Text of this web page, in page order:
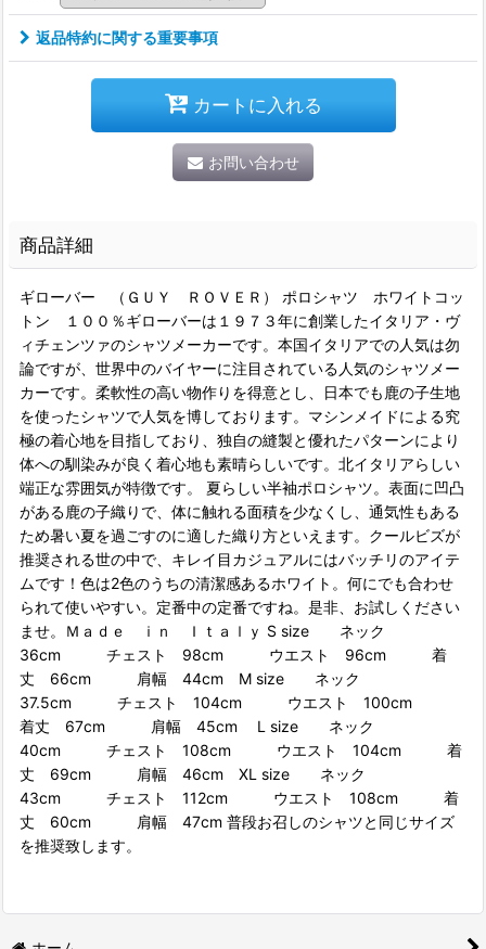
返品特約に関する重要事項
カートに入れる
お問い合わせ
商品詳細
ギローバー （ＧＵＹ ＲＯＶＥＲ） ポロシャツ ホワイトコッ
トン １００％ギローバーは１９７３年に創業したイタリア・ヴ
ィチェンツァのシャツメーカーです。本国イタリアでの人気は勿
論ですが、世界中のバイヤーに注目されている人気のシャツメー
カーです。柔軟性の高い物作りを得意とし、日本でも鹿の子生地
を使ったシャツで人気を博しております。マシンメイドによる究
極の着心地を目指しており、独自の縫製と優れたパターンにより
体への馴染みが良く着心地も素晴らしいです。北イタリアらしい
端正な雰囲気が特徴です。 夏らしい半袖ポロシャツ。表面に凹凸
がある鹿の子織りで、体に触れる面積を少なくし、通気性もある
ため暑い夏を過ごすのに適した織り方といえます。クールビズが
推奨される世の中で、キレイ目カジュアルにはバッチリのアイテ
ムです！色は2色のうちの清潔感あるホワイト。何にでも合わせ
られて使いやすい。定番中の定番ですね。是非、お試しください
ませ。Ｍａｄｅ ｉｎ Ｉｔａｌｙ S size ネック
36cm チェスト 98cm ウエスト 96cm 着
丈 66cm 肩幅 44cm M size ネック
37.5cm チェスト 104cm ウエスト 100cm
着丈 67cm 肩幅 45cm L size ネック
40cm チェスト 108cm ウエスト 104cm 着
丈 69cm 肩幅 46cm XL size ネック
43cm チェスト 112cm ウエスト 108cm 着
丈 60cm 肩幅 47cm 普段お召しのシャツと同じサイズ
を推奨致します。